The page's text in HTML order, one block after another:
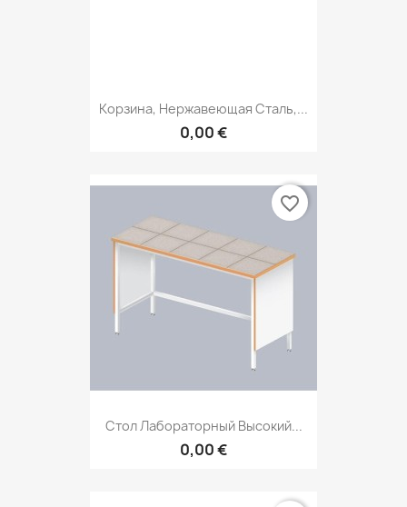
Корзина, Нержавеющая Сталь,...
0,00 €
Стол Лабораторный Высокий...
0,00 €
favorite_border